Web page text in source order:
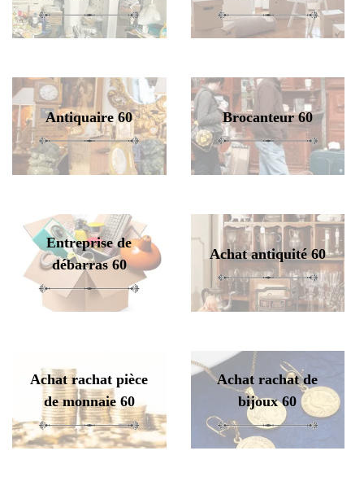
Antiquaire 60 Brocanteur 60
Entreprise de
débarras 60
Achat antiquité 60
Achat rachat pièce
de monnaie 60
Achat rachat de
bijoux 60